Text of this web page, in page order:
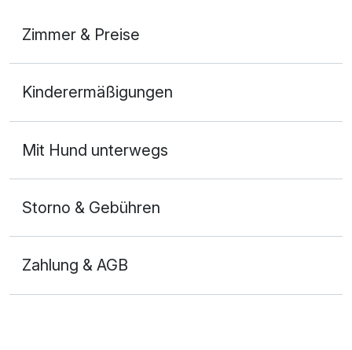
Zimmer & Preise
8 Erwachsene
Kinderermäßigungen
Mit Hund unterwegs
Storno & Gebühren
Zahlung & AGB